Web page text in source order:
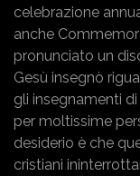
celebrazione
anche
pronunciato un
Gesù insegnò
gli insegnamenti
per moltissime
desiderio è che
cristiani